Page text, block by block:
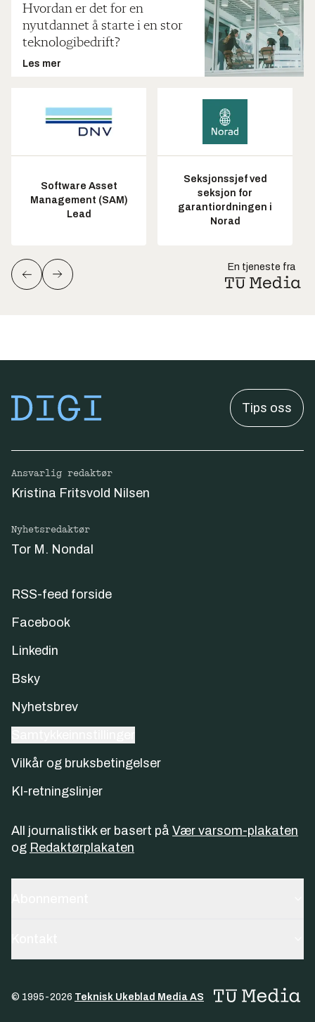
Hvordan er det for en
nyutdannet å starte i en stor
teknologibedrift?
Les mer
Software Asset
Management (SAM)
Lead
Seksjonssjef ved
seksjon for
garantiordningen i
Norad
En tjeneste fra
Tips oss
Ansvarlig redaktør
Kristina Fritsvold Nilsen
Nyhetsredaktør
Tor M. Nondal
RSS-feed forside
Facebook
Linkedin
Bsky
Nyhetsbrev
Vilkår og bruksbetingelser
KI-retningslinjer
All journalistikk er basert på Vær varsom-plakaten
og Redaktørplakaten
© 1995-2026 Teknisk Ukeblad Media AS